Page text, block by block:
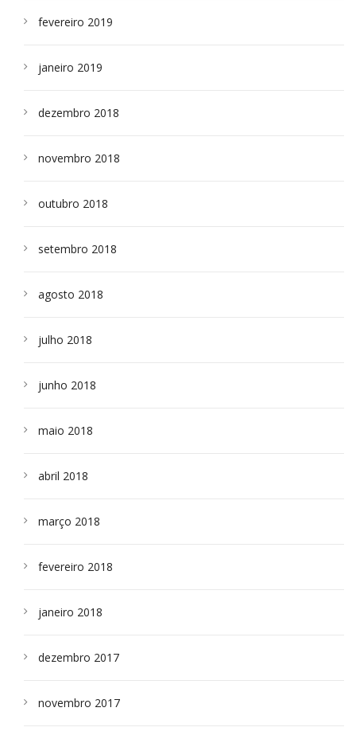
fevereiro 2019
janeiro 2019
dezembro 2018
novembro 2018
outubro 2018
setembro 2018
agosto 2018
julho 2018
junho 2018
maio 2018
abril 2018
março 2018
fevereiro 2018
janeiro 2018
dezembro 2017
novembro 2017